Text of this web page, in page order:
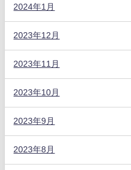
2024年1月
2023年12月
2023年11月
2023年10月
2023年9月
2023年8月